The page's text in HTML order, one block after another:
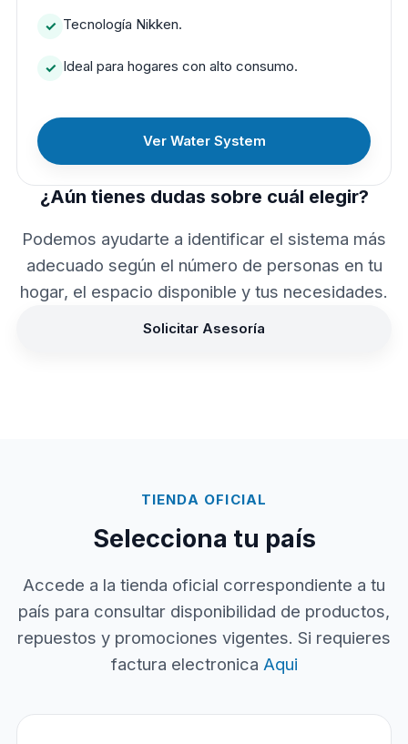
Tecnología Nikken.
Ideal para hogares con alto consumo.
Ver Water System
¿Aún tienes dudas sobre cuál elegir?
Podemos ayudarte a identificar el sistema más
adecuado según el número de personas en tu
hogar, el espacio disponible y tus necesidades.
Solicitar Asesoría
TIENDA OFICIAL
Selecciona tu país
Accede a la tienda oficial correspondiente a tu
país para consultar disponibilidad de productos,
repuestos y promociones vigentes. Si requieres
factura electronica Aqui